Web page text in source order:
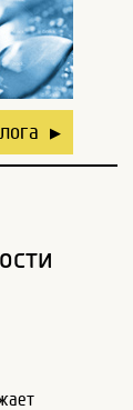
▶